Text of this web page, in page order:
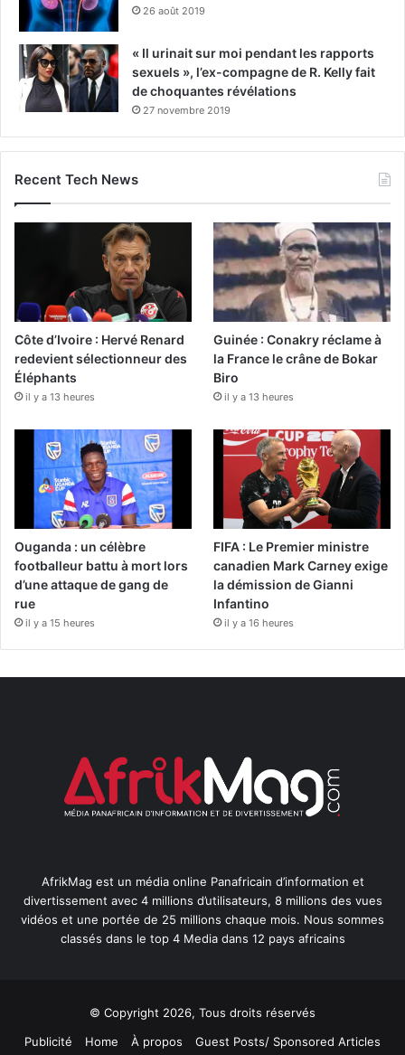
26 août 2019
« Il urinait sur moi pendant les rapports
sexuels », l’ex-compagne de R. Kelly fait
de choquantes révélations
27 novembre 2019
Recent Tech News
Côte d’Ivoire : Hervé Renard
redevient sélectionneur des
Éléphants
il y a 13 heures
Guinée : Conakry réclame à
la France le crâne de Bokar
Biro
il y a 13 heures
Ouganda : un célèbre
footballeur battu à mort lors
d’une attaque de gang de
rue
il y a 15 heures
FIFA : Le Premier ministre
canadien Mark Carney exige
la démission de Gianni
Infantino
il y a 16 heures
AfrikMag est un média online Panafricain d’information et
divertissement avec 4 millions d’utilisateurs, 8 millions des vues
vidéos et une portée de 25 millions chaque mois. Nous sommes
classés dans le top 4 Media dans 12 pays africains
© Copyright 2026, Tous droits réservés
Publicité
Home À propos Guest Posts/ Sponsored Articles